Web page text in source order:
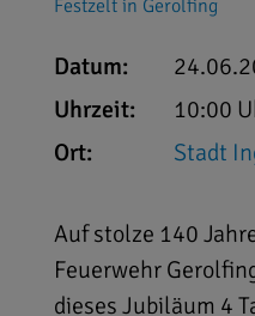
Festzelt in Gerolfing
Datum:
Uhrzeit:
10:00
Ort:
Stadt
Auf stolze 140
Feuerwehr
dieses Jubiläum 4